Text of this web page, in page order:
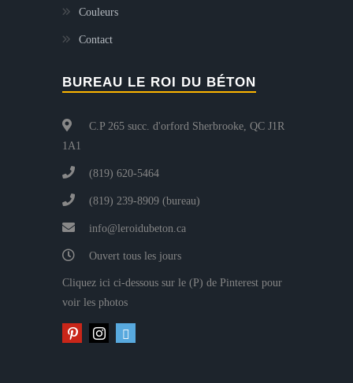
Couleurs
Contact
BUREAU LE ROI DU BÉTON
C.P 265 succ. d'orford Sherbrooke, QC J1R
1A1
(819) 620-5464
(819) 239-8909 (bureau)
info@leroidubeton.ca
Ouvert tous les jours
Cliquez ici ci-dessous sur le (P) de Pinterest pour
voir les photos